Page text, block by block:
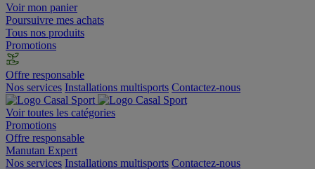
Voir mon panier
Poursuivre mes achats
Tous nos produits
Promotions
Offre responsable
Nos services Installations multisports Contactez-nous
Voir toutes les catégories
Promotions
Offre responsable
Manutan Expert
Nos services Installations multisports Contactez-nous